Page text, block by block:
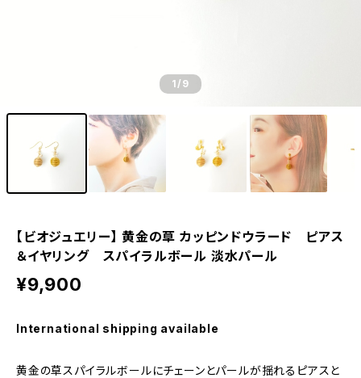
1/9
【ビオジュエリー】 黄金の草 カッピンドウラード ピアス
＆イヤリング スパイラルボール 淡水パール
¥9,900
International shipping available
黄金の草スパイラルボールにチェーンとパールが揺れるピアスと